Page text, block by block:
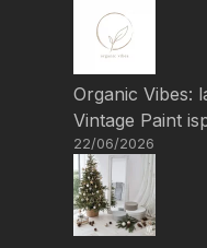
Organic Vibes:
Vintage Paint
22/06/2026